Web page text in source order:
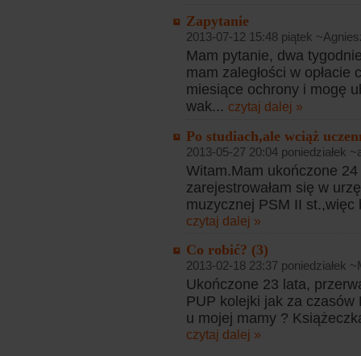
Zapytanie
2013-07-12 15:48 piątek
Mam pytanie, dwa
mam zaległości w
miesiące ochrony i mogę
wak... czytaj dalej »
Po studiach,ale wciąż
2013-05-27 20:04 poniedziałek
Witam.Mam ukończone
zarejestrowałam się w
muzycznej PSM II
czytaj dalej »
Co robić? (3)
2013-02-18 23:37 poniedziałek
Ukończone 23 lata,
PUP kolejki jak za
u mojej mamy ?
czytaj dalej »